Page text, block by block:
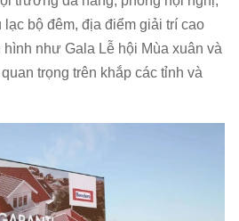
Khung nhôm
1000nits
196w/m2
bộ đêm, địa điểm giải trí cao
như Gala Lễ hội Mùa xuân và
trọng trên khắp các tỉnh và